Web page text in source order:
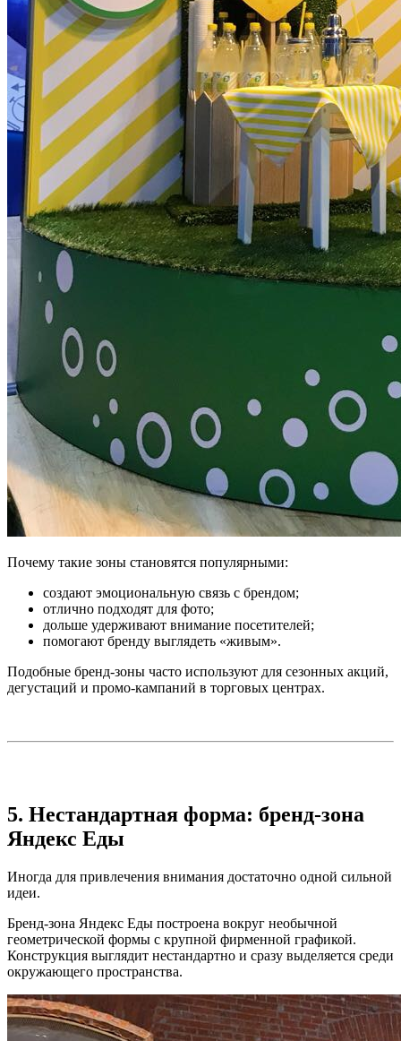
Почему такие зоны становятся популярными:
создают эмоциональную связь с брендом;
отлично подходят для фото;
дольше удерживают внимание посетителей;
помогают бренду выглядеть «живым».
Подобные бренд-зоны часто используют для сезонных акций,
дегустаций и промо-кампаний в торговых центрах.
5. Нестандартная форма: бренд-зона
Яндекс Еды
Иногда для привлечения внимания достаточно одной сильной
идеи.
Бренд-зона Яндекс Еды построена вокруг необычной
геометрической формы с крупной фирменной графикой.
Конструкция выглядит нестандартно и сразу выделяется среди
окружающего пространства.